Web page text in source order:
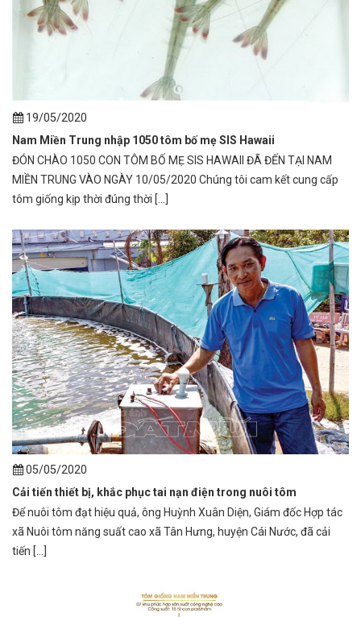
19/05/2020
Nam Miền Trung nhập 1050 tôm bố mẹ SIS Hawaii
ĐÓN CHÀO 1050 CON TÔM BỐ MẸ SIS HAWAII ĐÃ ĐẾN TẠI NAM
MIỀN TRUNG VÀO NGÀY 10/05/2020 Chúng tôi cam kết cung cấp
tôm giống kịp thời đúng thời [...]
05/05/2020
Cải tiến thiết bị, khắc phục tai nạn điện trong nuôi tôm
Để nuôi tôm đạt hiệu quả, ông Huỳnh Xuân Diện, Giám đốc Hợp tác
xã Nuôi tôm năng suất cao xã Tân Hưng, huyện Cái Nước, đã cải
tiến [...]